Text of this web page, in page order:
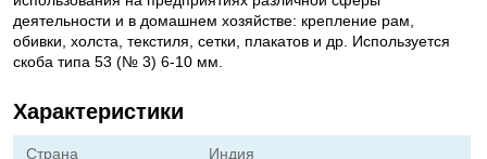
деятельности и в домашнем хозяйстве: крепление рам,
обивки, холста, текстиля, сетки, плакатов и др. Используется
скоба типа 53 (№ 3) 6-10 мм.
Характеристики
Страна
Индия